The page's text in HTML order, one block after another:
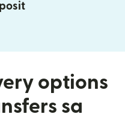
options
sa